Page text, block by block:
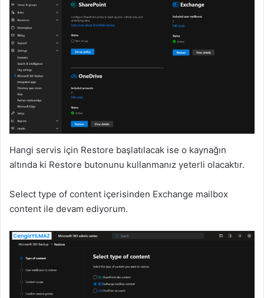
Hangi servis için Restore başlatılacak ise o kaynağın
altında ki Restore butonunu kullanmanız yeterli olacaktır.
Select type of content içerisinden Exchange mailbox
content ile devam ediyorum.